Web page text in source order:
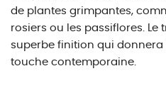
de plantes grimpantes,
rosiers ou les passiflores. Le
superbe finition qui
touche contemporaine.